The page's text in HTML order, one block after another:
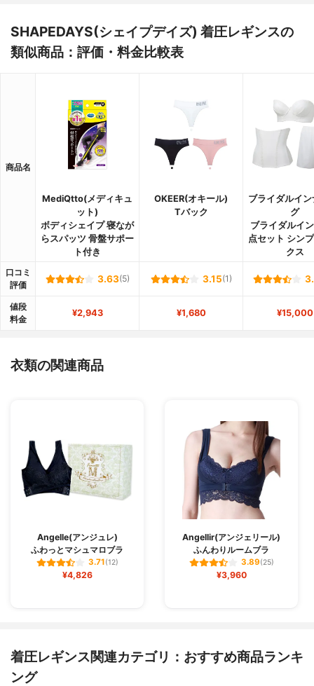
SHAPEDAYS(シェイプデイズ) 着圧レギンスの
類似商品：評価・料金比較表
商品名
MediQtto(メディキュ
ット)
ボディシェイプ 寝なが
らスパッツ 骨盤サポー
ト付き
OKEER(オキール)
Tバック
ブライダルイン
グ
ブライダルイ
点セット シン
クス
口コミ
評価
3.63(5) 3.15(1)
値段
料金
¥2,943 ¥1,680 ¥15,000
衣類の関連商品
Angelle(アンジュレ)
ふわっとマシュマロブラ
3.71(12)
¥4,826
Angellir(アンジェリール)
ふんわりルームブラ
3.89(25)
¥3,960
着圧レギンス関連カテゴリ：おすすめ商品ランキ
ング